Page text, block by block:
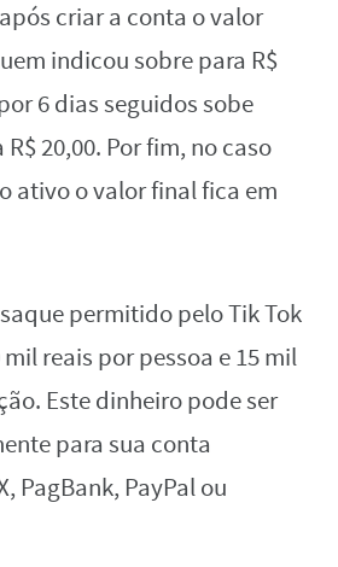
criar a conta o valor
indicou sobre para R$
6 dias seguidos sobe
20,00. Por fim, no caso
ativo o valor final fica em
permitido pelo Tik Tok
reais por pessoa e 15 mil
Este dinheiro pode ser
para sua conta
PagBank, PayPal ou